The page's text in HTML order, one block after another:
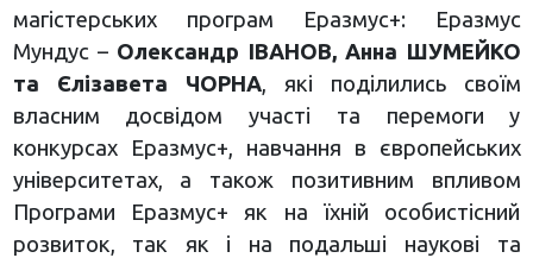
магістерських програм Еразмус+: Еразмус
Мундус – Олександр ІВАНОВ, Анна ШУМЕЙКО
та Єлізавета ЧОРНА, які поділились своїм
власним досвідом участі та перемоги у
конкурсах Еразмус+, навчання в європейських
університетах, а також позитивним впливом
Програми Еразмус+ як на їхній особистісний
розвиток, так як і на подальші наукові та